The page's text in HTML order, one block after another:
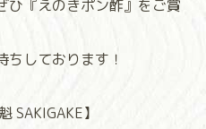
ひ『えのきポン酢』をご賞
しております！
SAKIGAKE】